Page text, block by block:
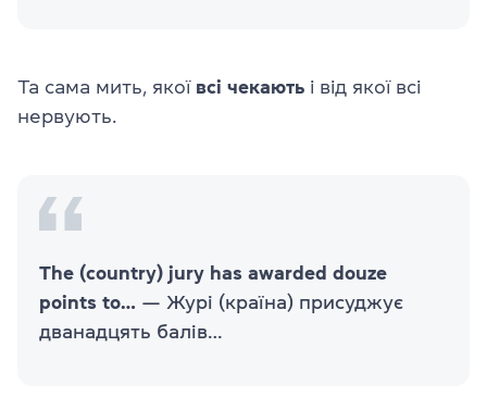
Та сама мить, якої всі чекають і від якої всі
нервують.
The (country) jury has awarded douze
points to… — Журі (країна) присуджує
дванадцять балів…